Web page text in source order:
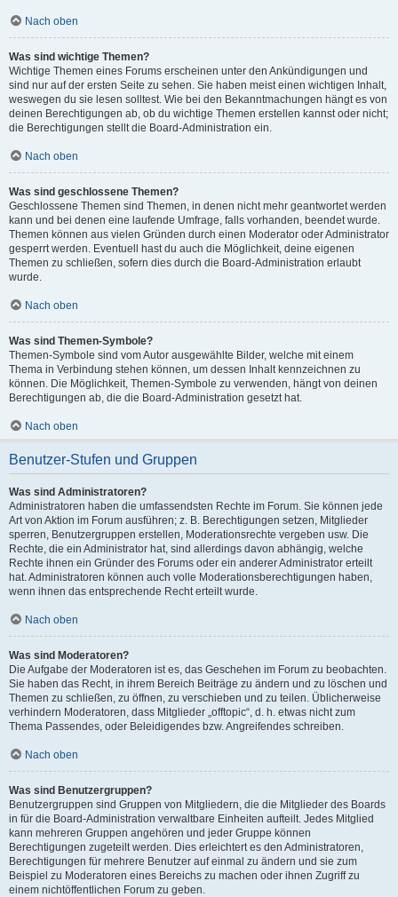
Nach oben
Was sind wichtige Themen?
Wichtige Themen eines Forums erscheinen unter den Ankündigungen und
sind nur auf der ersten Seite zu sehen. Sie haben meist einen wichtigen Inhalt,
weswegen du sie lesen solltest. Wie bei den Bekanntmachungen hängt es von
deinen Berechtigungen ab, ob du wichtige Themen erstellen kannst oder nicht;
die Berechtigungen stellt die Board-Administration ein.
Nach oben
Was sind geschlossene Themen?
Geschlossene Themen sind Themen, in denen nicht mehr geantwortet werden
kann und bei denen eine laufende Umfrage, falls vorhanden, beendet wurde.
Themen können aus vielen Gründen durch einen Moderator oder Administrator
gesperrt werden. Eventuell hast du auch die Möglichkeit, deine eigenen
Themen zu schließen, sofern dies durch die Board-Administration erlaubt
wurde.
Nach oben
Was sind Themen-Symbole?
Themen-Symbole sind vom Autor ausgewählte Bilder, welche mit einem
Thema in Verbindung stehen können, um dessen Inhalt kennzeichnen zu
können. Die Möglichkeit, Themen-Symbole zu verwenden, hängt von deinen
Berechtigungen ab, die die Board-Administration gesetzt hat.
Nach oben
Benutzer-Stufen und Gruppen
Was sind Administratoren?
Administratoren haben die umfassendsten Rechte im Forum. Sie können jede
Art von Aktion im Forum ausführen; z. B. Berechtigungen setzen, Mitglieder
sperren, Benutzergruppen erstellen, Moderationsrechte vergeben usw. Die
Rechte, die ein Administrator hat, sind allerdings davon abhängig, welche
Rechte ihnen ein Gründer des Forums oder ein anderer Administrator erteilt
hat. Administratoren können auch volle Moderationsberechtigungen haben,
wenn ihnen das entsprechende Recht erteilt wurde.
Nach oben
Was sind Moderatoren?
Die Aufgabe der Moderatoren ist es, das Geschehen im Forum zu beobachten.
Sie haben das Recht, in ihrem Bereich Beiträge zu ändern und zu löschen und
Themen zu schließen, zu öffnen, zu verschieben und zu teilen. Üblicherweise
verhindern Moderatoren, dass Mitglieder „offtopic“, d. h. etwas nicht zum
Thema Passendes, oder Beleidigendes bzw. Angreifendes schreiben.
Nach oben
Was sind Benutzergruppen?
Benutzergruppen sind Gruppen von Mitgliedern, die die Mitglieder des Boards
in für die Board-Administration verwaltbare Einheiten aufteilt. Jedes Mitglied
kann mehreren Gruppen angehören und jeder Gruppe können
Berechtigungen zugeteilt werden. Dies erleichtert es den Administratoren,
Berechtigungen für mehrere Benutzer auf einmal zu ändern und sie zum
Beispiel zu Moderatoren eines Bereichs zu machen oder ihnen Zugriff zu
einem nichtöffentlichen Forum zu geben.